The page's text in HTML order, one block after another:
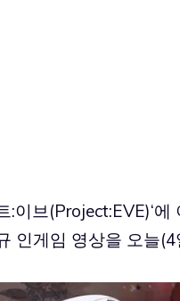
:이브(Project:EVE)‘에
인게임 영상을 오늘